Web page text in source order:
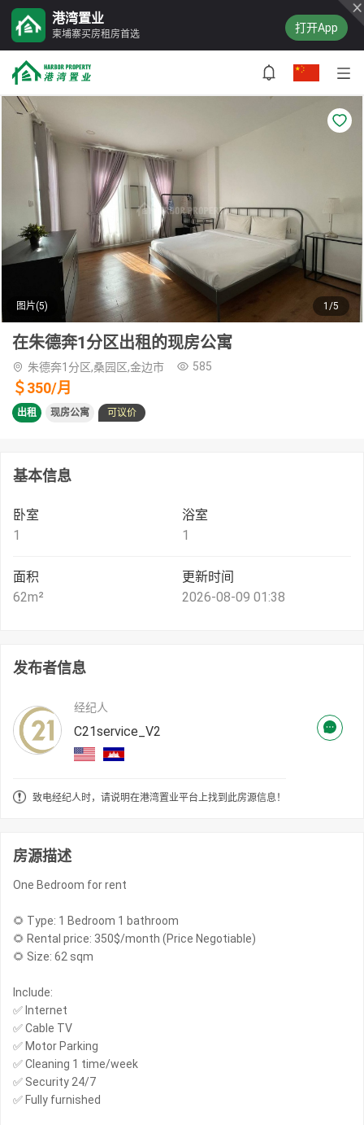
港湾置业
柬埔寨买房租房首选 打开App
图片(5) 1/5
在朱德奔1分区出租的现房公寓
朱德奔1分区,桑园区,金边市 585
＄350/月
出租 现房公寓 可议价
基本信息
卧室
1
浴室
1
面积
62m²
更新时间
2026-08-09 01:38
发布者信息
经纪人
C21service_V2
致电经纪人时，请说明在港湾置业平台上找到此房源信息！
房源描述
One Bedroom for rent
🌻 Type: 1 Bedroom 1 bathroom
🌻 Rental price: 350$/month (Price Negotiable)
🌻 Size: 62 sqm
Include:
✅ Internet
✅ Cable TV
✅ Motor Parking
✅ Cleaning 1 time/week
✅ Security 24/7
✅ Fully furnished